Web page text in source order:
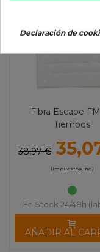
Fibra Escape
Tiempos
38,97 €
(impuestos inc.)
En Stock 24/48h
AÑADIR AL
Declaración de